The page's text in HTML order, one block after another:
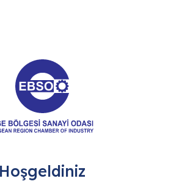
Hoşgeldiniz